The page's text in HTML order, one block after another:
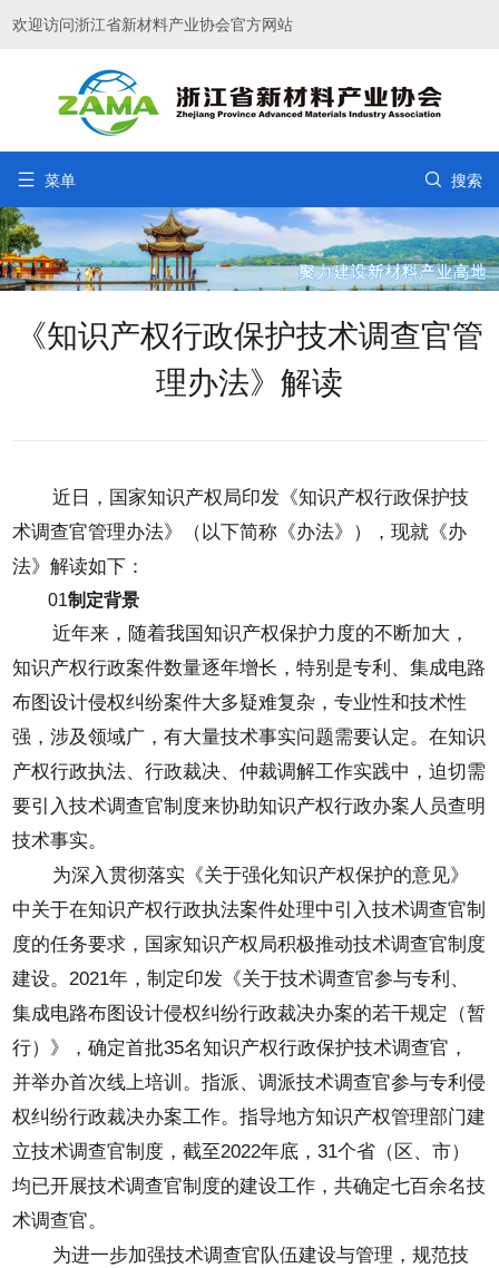
欢迎访问浙江省新材料产业协会官方网站
 菜单  搜索
《知识产权行政保护技术调查官管
理办法》解读
近日，国家知识产权局印发《知识产权行政保护技
术调查官管理办法》（以下简称《办法》），现就《办
法》解读如下：
01制定背景
近年来，随着我国知识产权保护力度的不断加大，
知识产权行政案件数量逐年增长，特别是专利、集成电路
布图设计侵权纠纷案件大多疑难复杂，专业性和技术性
强，涉及领域广，有大量技术事实问题需要认定。在知识
产权行政执法、行政裁决、仲裁调解工作实践中，迫切需
要引入技术调查官制度来协助知识产权行政办案人员查明
技术事实。
为深入贯彻落实《关于强化知识产权保护的意见》
中关于在知识产权行政执法案件处理中引入技术调查官制
度的任务要求，国家知识产权局积极推动技术调查官制度
建设。2021年，制定印发《关于技术调查官参与专利、
集成电路布图设计侵权纠纷行政裁决办案的若干规定（暂
行）》，确定首批35名知识产权行政保护技术调查官，
并举办首次线上培训。指派、调派技术调查官参与专利侵
权纠纷行政裁决办案工作。指导地方知识产权管理部门建
立技术调查官制度，截至2022年底，31个省（区、市）
均已开展技术调查官制度的建设工作，共确定七百余名技
术调查官。
为进一步加强技术调查官队伍建设与管理，规范技